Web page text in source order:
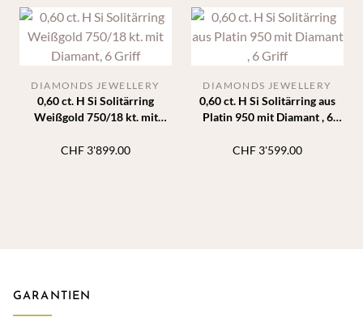
0,60 ct. H Si Solitärring
Weißgold 750/18 kt. mit
DIAMONDS JEWELLERY
CHF 3'899.00
0,60 ct. H Si Solitärring aus
Platin 950 mit Diamant , 6
DIAMONDS JEWELLERY
CHF 3'599.00
GARANTIEN